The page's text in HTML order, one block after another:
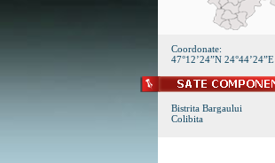
Coordonate:
47°12’24”N 24°44’24”E
Bistrita Bargaului
Colibita